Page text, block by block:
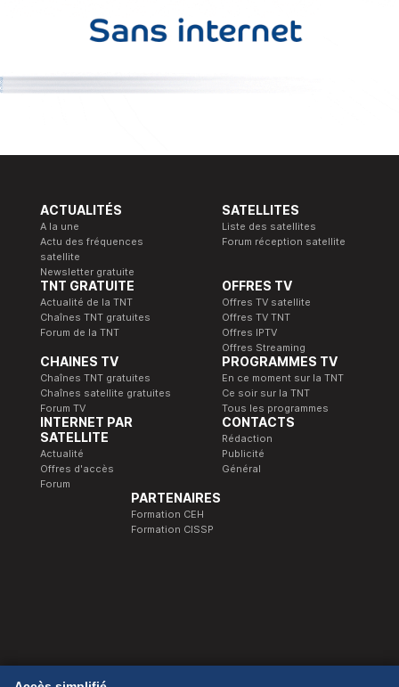
ACTUALITÉS
A la une
Actu des fréquences
satellite
Newsletter gratuite
SATELLITES
Liste des satellites
Forum réception satellite
TNT GRATUITE
Actualité de la TNT
Chaînes TNT gratuites
Forum de la TNT
OFFRES TV
Offres TV satellite
Offres TV TNT
Offres IPTV
Offres Streaming
CHAINES TV
Chaînes TNT gratuites
Chaînes satellite gratuites
Forum TV
PROGRAMMES TV
En ce moment sur la TNT
Ce soir sur la TNT
Tous les programmes
INTERNET PAR
SATELLITE
Actualité
Offres d'accès
Forum
CONTACTS
Rédaction
Publicité
Général
PARTENAIRES
Formation CEH
Formation CISSP
© 1989-2026 Télé Satellite et Numérique.